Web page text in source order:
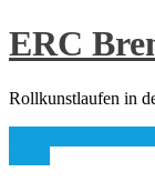
Skip
to
ERC
Rollkunstlaufen in